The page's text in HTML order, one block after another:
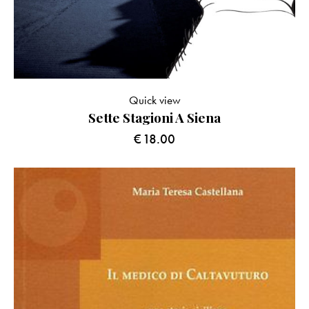
Sette Stagioni A Siena
€18.00
Quick view